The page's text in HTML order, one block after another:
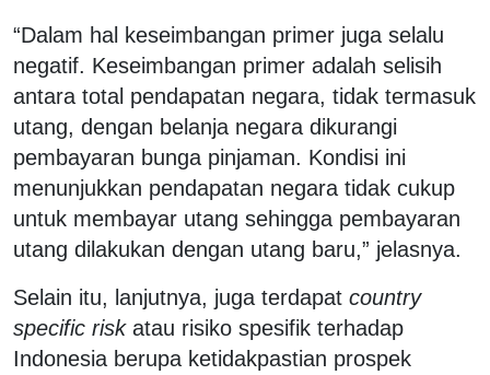
“Dalam hal keseimbangan primer juga selalu
negatif. Keseimbangan primer adalah selisih
antara total pendapatan negara, tidak termasuk
utang, dengan belanja negara dikurangi
pembayaran bunga pinjaman. Kondisi ini
menunjukkan pendapatan negara tidak cukup
untuk membayar utang sehingga pembayaran
utang dilakukan dengan utang baru,” jelasnya.
Selain itu, lanjutnya, juga terdapat country
specific riskatau risiko spesifik terhadap
Indonesia berupa ketidakpastian prospek